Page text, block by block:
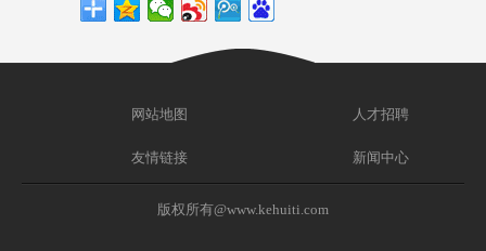
网站地图 人才招聘
友情链接 新闻中心
版权所有@www.kehuiti.com